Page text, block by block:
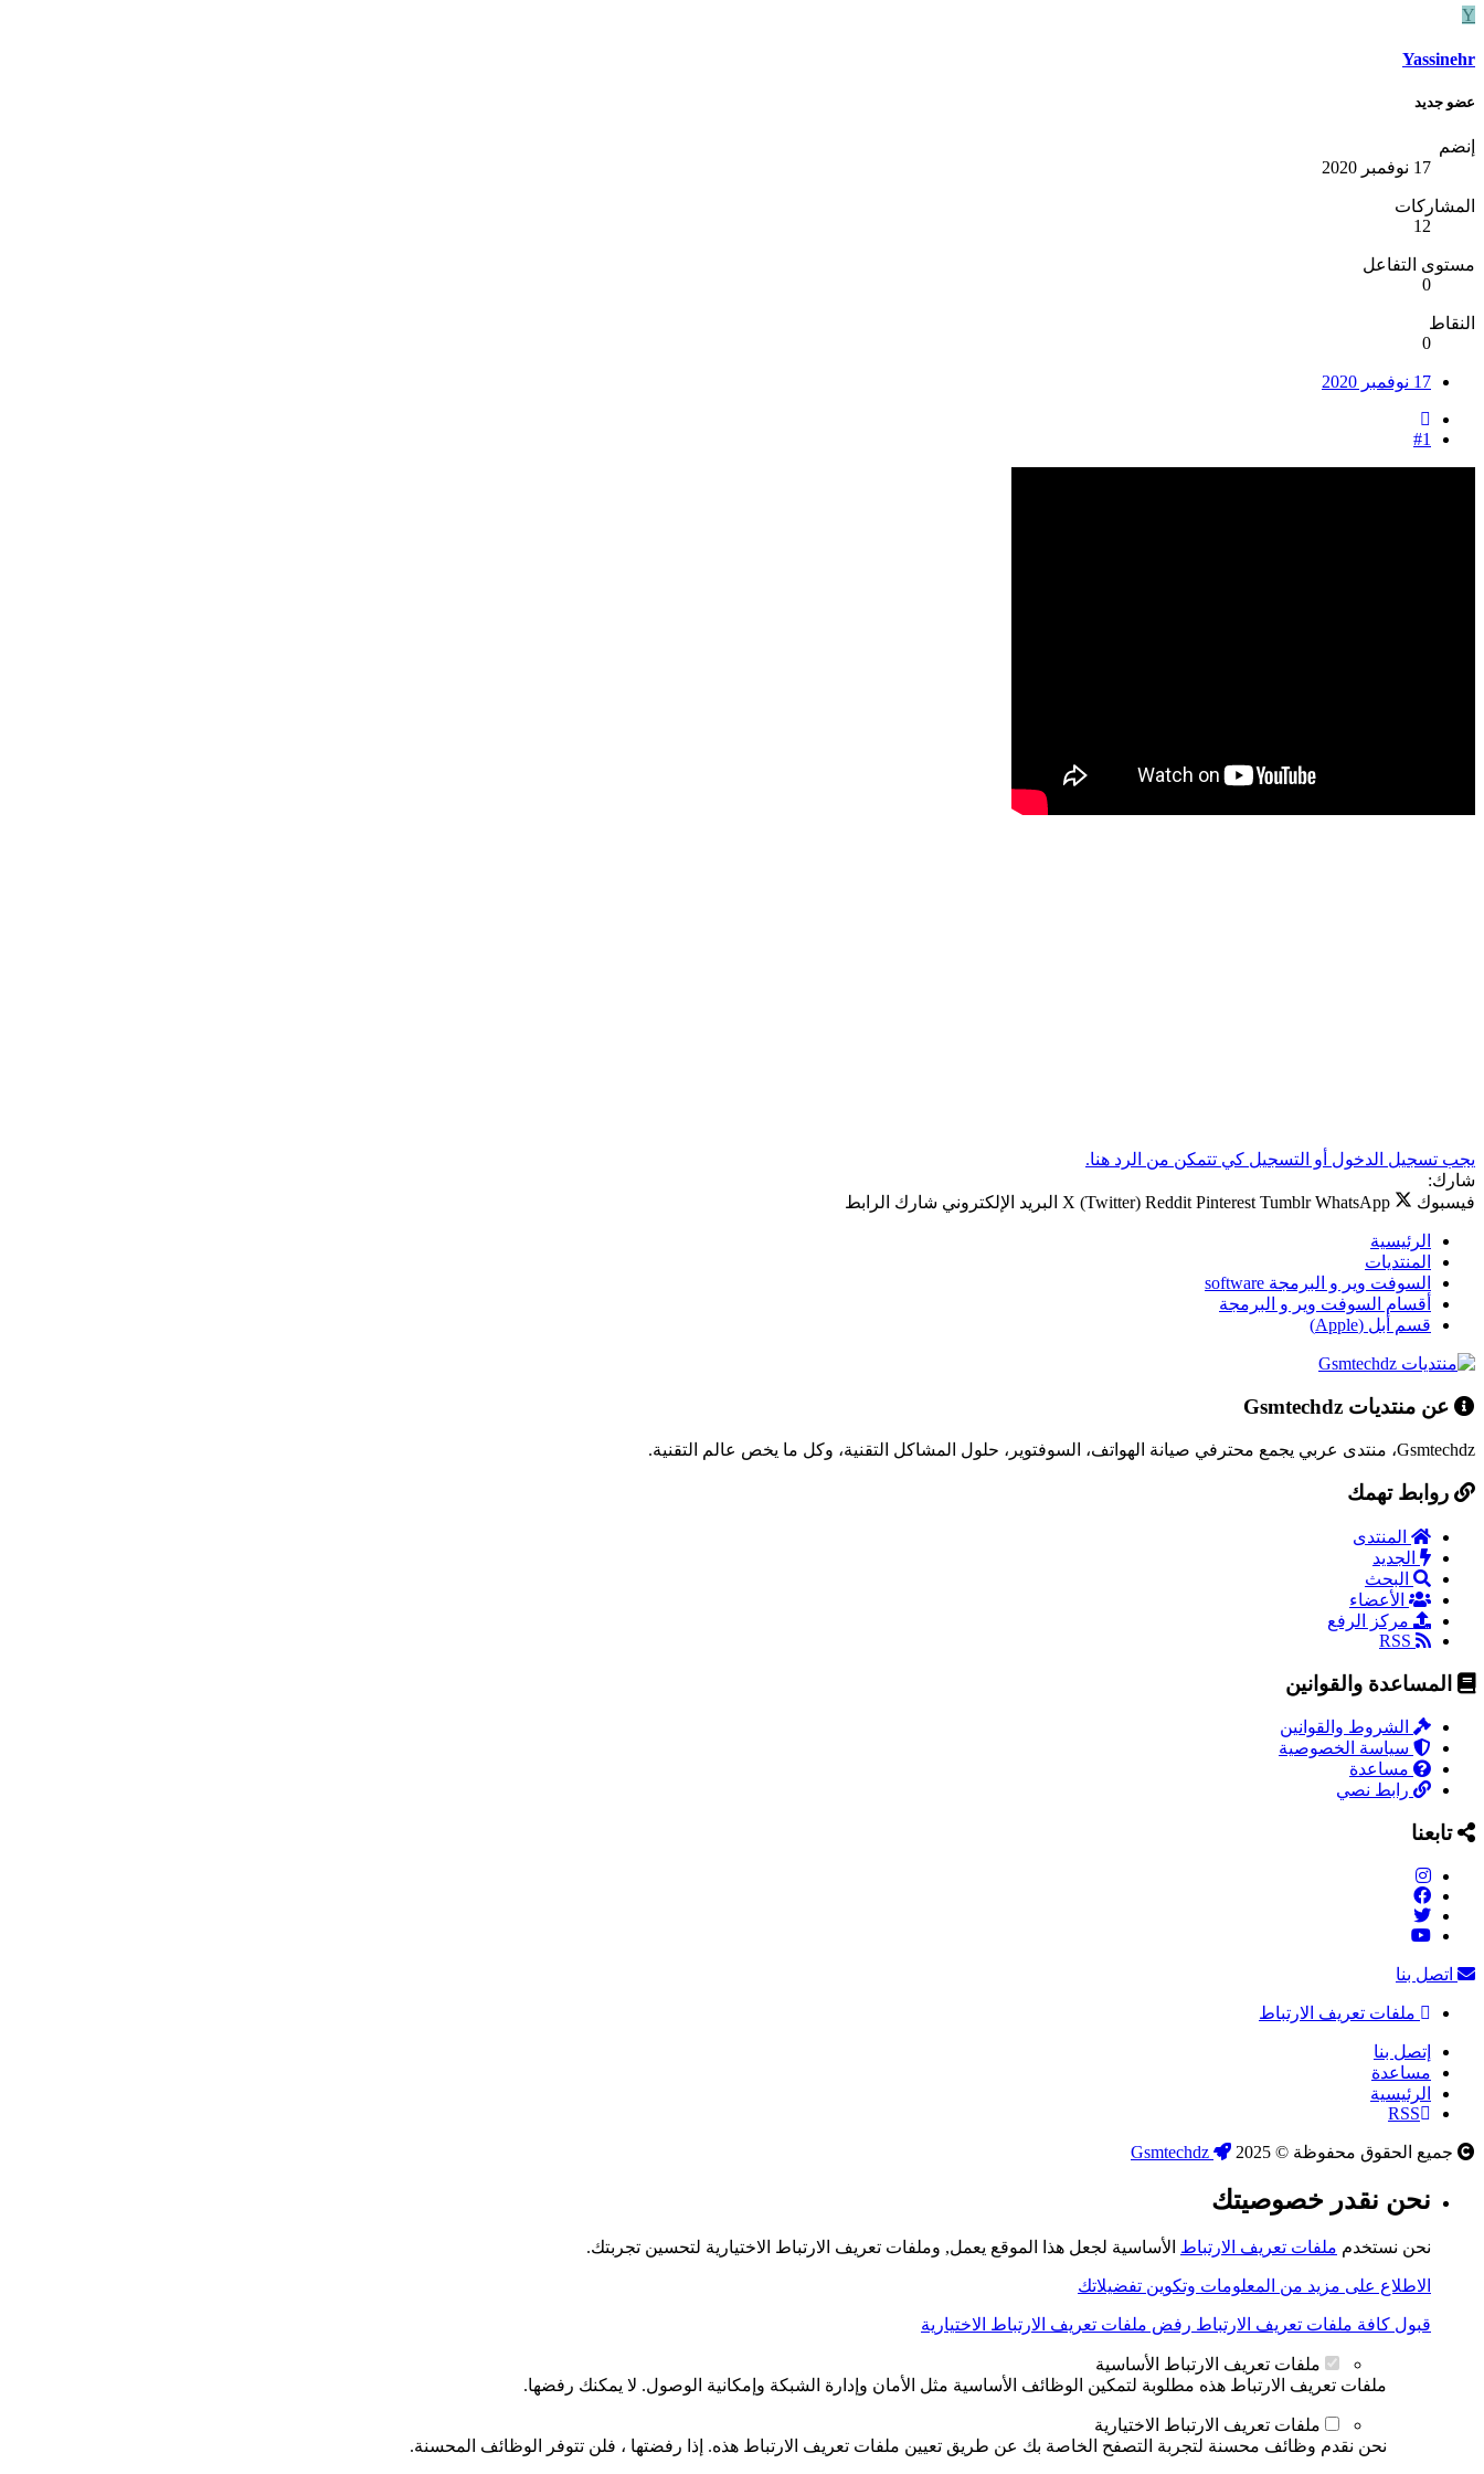
Y
Yassinehr
عضو جديد
إنضم
17 نوفمبر 2020
المشاركات
12
مستوى التفاعل
0
النقاط
0
17 نوفمبر 2020
#1
يجب تسجيل الدخول أو التسجيل كي تتمكن من الرد هنا.
شارك:
فيسبوك
X (Twitter) Reddit Pinterest Tumblr WhatsApp البريد الإلكتروني شارك الرابط
الرئيسية
المنتديات
السوفت وير و البرمجة software
أقسام السوفت وير و البرمجة
قسم أبل (Apple)
عن منتديات Gsmtechdz
Gsmtechdz، منتدى عربي يجمع محترفي صيانة الهواتف، السوفتوير، حلول المشاكل التقنية، وكل ما يخص عالم التقنية.
روابط تهمك
المنتدى
الجديد
البحث
الأعضاء
مركز الرفع
المساعدة والقوانين
الشروط والقوانين
سياسة الخصوصية
مساعدة
رابط نصي
تابعنا
اتصل بنا
ملفات تعريف الارتباط
إتصل بنا
مساعدة
الرئيسية
RSS
جميع الحقوق محفوظة © 2025
نحن نقدر خصوصيتك
نحن نستخدم ملفات تعريف الارتباط الأساسية لجعل هذا الموقع يعمل, وملفات تعريف الارتباط الاختيارية لتحسين تجربتك.
الاطلاع على مزيد من المعلومات وتكوين تفضيلاتك
قبول كافة ملفات تعريف الارتباط رفض ملفات تعريف الارتباط الاختيارية
ملفات تعريف الارتباط الأساسية
ملفات تعريف الارتباط هذه مطلوبة لتمكين الوظائف الأساسية مثل الأمان وإدارة الشبكة وإمكانية الوصول. لا يمكنك رفضها.
ملفات تعريف الارتباط الاختيارية
نحن نقدم وظائف محسنة لتجربة التصفح الخاصة بك عن طريق تعيين ملفات تعريف الارتباط هذه. إذا رفضتها ، فلن تتوفر الوظائف المحسنة.